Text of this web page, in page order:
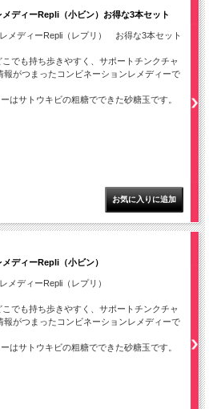
メディーRepli（小ビン）お得な3本セット
メディーRepli（レプリ） お得な3本セット
こでも持ち歩きやすく、サポートチンクチャ
報がつまったコンビネーションレメディーで
はサトウキビの粗糖でできた砂糖玉です。
ディーRepli（小ビン）
メディーRepli（レプリ）
こでも持ち歩きやすく、サポートチンクチャ
報がつまったコンビネーションレメディーで
はサトウキビの粗糖でできた砂糖玉です。